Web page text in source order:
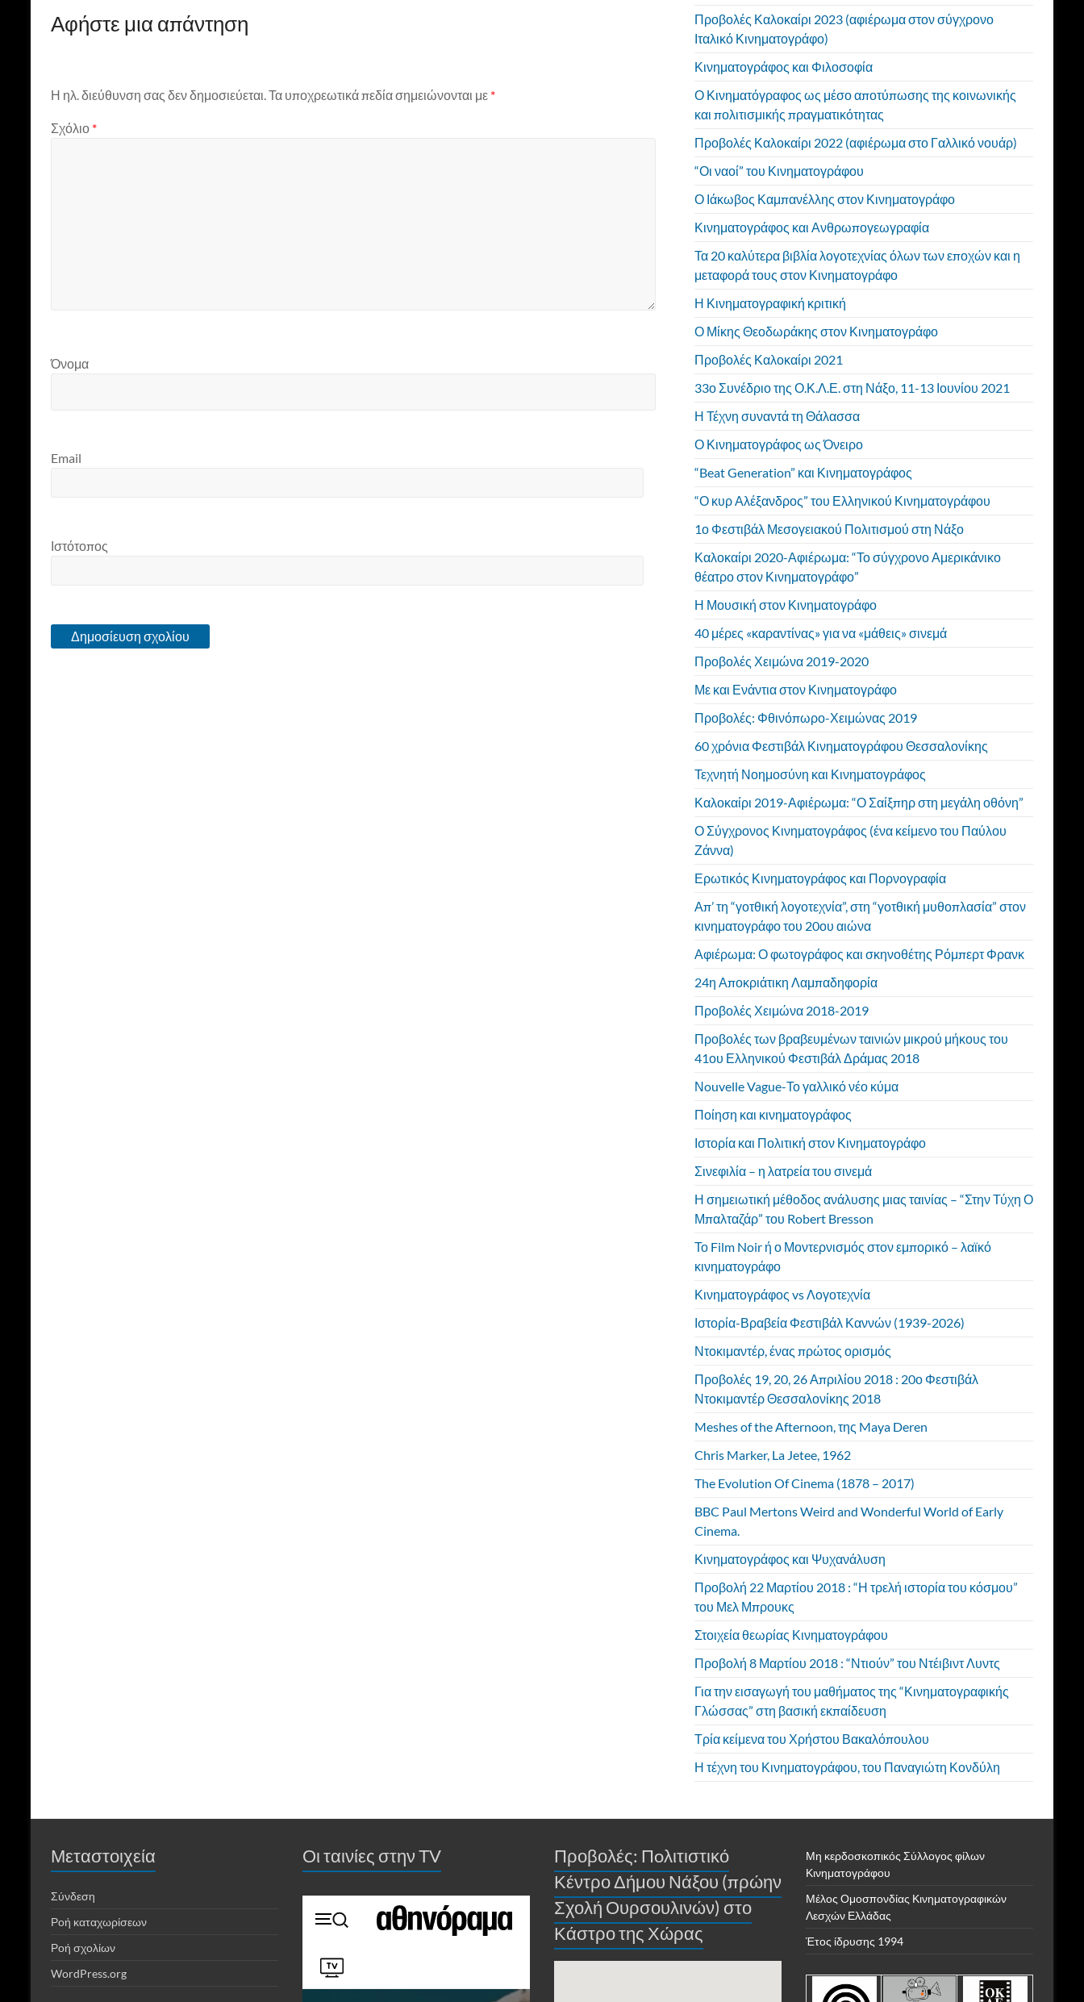
Αφήστε μια απάντηση
Η ηλ. διεύθυνση σας δεν δημοσιεύεται. Τα υποχρεωτικά πεδία σημειώνονται με *
Σχόλιο *
Όνομα
Email
Ιστότοπος
Προβολές Καλοκαίρι 2023 (αφιέρωμα στον σύγχρονο
Ιταλικό Κινηματογράφο)
Κινηματογράφος και Φιλοσοφία
Ο Κινηματόγραφος ως μέσο αποτύπωσης της κοινωνικής
και πολιτισμικής πραγματικότητας
Προβολές Καλοκαίρι 2022 (αφιέρωμα στο Γαλλικό νουάρ)
“Οι ναοί” του Κινηματογράφου
Ο Ιάκωβος Καμπανέλλης στον Κινηματογράφο
Κινηματογράφος και Ανθρωπογεωγραφία
Τα 20 καλύτερα βιβλία λογοτεχνίας όλων των εποχών και η
μεταφορά τους στον Κινηματογράφο
Η Κινηματογραφική κριτική
Ο Μίκης Θεοδωράκης στον Κινηματογράφο
Προβολές Καλοκαίρι 2021
33ο Συνέδριο της Ο.Κ.Λ.Ε. στη Νάξο, 11-13 Ιουνίου 2021
Η Τέχνη συναντά τη Θάλασσα
Ο Κινηματογράφος ως Όνειρο
“Beat Generation” και Κινηματογράφος
“Ο κυρ Αλέξανδρος” του Ελληνικού Κινηματογράφου
1ο Φεστιβάλ Μεσογειακού Πολιτισμού στη Νάξο
Καλοκαίρι 2020-Αφιέρωμα: “Το σύγχρονο Αμερικάνικο
θέατρο στον Κινηματογράφο”
Η Μουσική στον Κινηματογράφο
40 μέρες «καραντίνας» για να «μάθεις» σινεμά
Προβολές Χειμώνα 2019-2020
Με και Ενάντια στον Κινηματογράφο
Προβολές: Φθινόπωρο-Χειμώνας 2019
60 χρόνια Φεστιβάλ Κινηματογράφου Θεσσαλονίκης
Τεχνητή Νοημοσύνη και Κινηματογράφος
Καλοκαίρι 2019-Αφιέρωμα: “Ο Σαίξπηρ στη μεγάλη οθόνη”
Ο Σύγχρονος Κινηματογράφος (ένα κείμενο του Παύλου
Ζάννα)
Ερωτικός Κινηματογράφος και Πορνογραφία
Απ’ τη “γοτθική λογοτεχνία”, στη “γοτθική μυθοπλασία” στον
κινηματογράφο του 20ου αιώνα
Αφιέρωμα: Ο φωτογράφος και σκηνοθέτης Ρόμπερτ Φρανκ
24η Αποκριάτικη Λαμπαδηφορία
Προβολές Χειμώνα 2018-2019
Προβολές των βραβευμένων ταινιών μικρού μήκους του
41ου Ελληνικού Φεστιβάλ Δράμας 2018
Νouvelle Vague-Το γαλλικό νέο κύμα
Ποίηση και κινηματογράφος
Ιστορία και Πολιτική στον Κινηματογράφο
Σινεφιλία – η λατρεία του σινεμά
Η σημειωτική μέθοδος ανάλυσης μιας ταινίας – “Στην Τύχη Ο
Μπαλταζάρ” του Robert Bresson
Το Film Noir ή ο Μοντερνισμός στον εμπορικό – λαϊκό
κινηματογράφο
Κινηματογράφος vs Λογοτεχνία
Ιστορία-Βραβεία Φεστιβάλ Καννών (1939-2026)
Ντοκιμαντέρ, ένας πρώτος ορισμός
Προβολές 19, 20, 26 Απριλίου 2018 : 20ο Φεστιβάλ
Ντοκιμαντέρ Θεσσαλονίκης 2018
Meshes of the Afternoon, της Maya Deren
Chris Marker, La Jetee, 1962
The Evolution Of Cinema (1878 – 2017)
BBC Paul Mertons Weird and Wonderful World of Early
Cinema.
Κινηματογράφος και Ψυχανάλυση
Προβολή 22 Μαρτίου 2018 : “Η τρελή ιστορία του κόσμου”
του Μελ Μπρουκς
Στοιχεία θεωρίας Κινηματογράφου
Προβολή 8 Μαρτίου 2018 : “Ντιούν” του Ντέιβιντ Λυντς
Για την εισαγωγή του μαθήματος της “Κινηματογραφικής
Γλώσσας” στη βασική εκπαίδευση
Τρία κείμενα του Χρήστου Βακαλόπουλου
Η τέχνη του Κινηματογράφου, του Παναγιώτη Κονδύλη
Μεταστοιχεία
Σύνδεση
Ροή καταχωρίσεων
Ροή σχολίων
WordPress.org
Οι ταινίες στην ΤV
Προβολές: Πoλιτιστικό
Κέντρο Δήμου Νάξου (πρώην
Σχολή Ουρσουλινών) στο
Κάστρο της Χώρας
Μη κερδοσκοπικός Σύλλογος φίλων
Κινηματογράφου
Μέλος Ομοσπονδίας Κινηματογραφικών
Λεσχών Ελλάδας
Έτος ίδρυσης 1994